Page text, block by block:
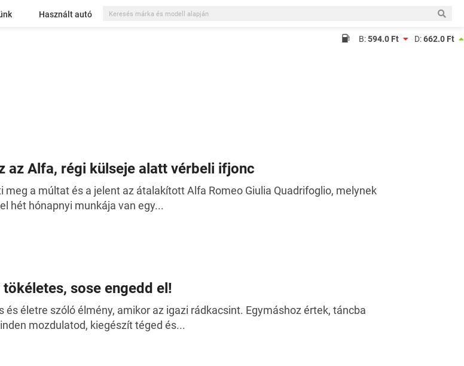
Használt autó
B:594.0 Ft D:662.0 Ft
az Alfa, régi külseje alatt vérbeli ifjonc
meg a múltat és a jelent az átalakított Alfa Romeo Giulia Quadrifoglio, melynek
hét hónapnyi munkája van egy...
tökéletes, sose engedd el!
és életre szóló élmény, amikor az igazi rádkacsint. Egymáshoz értek, táncba
mozdulatod, kiegészít téged és...